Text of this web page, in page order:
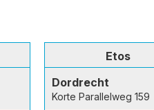
Etos
Dordrecht
Korte Parallelweg 159